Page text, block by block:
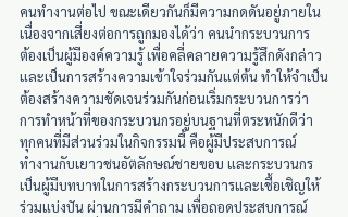
คนทำงานต่อไป ขณะเดียวกันก็มีความกดดันอยู่ภายใน
เนื่องจากเสี่ยงต่อการถูกมองได้ว่า คนนำกระบวนการ
ต้องเป็นผู้มีองค์ความรู้ เพื่อคลี่คลายความรู้สึกดังกล่าว
และเป็นการสร้างความเข้าใจร่วมกันแต่ต้น ทำให้จำเป็น
ต้องสร้างความชัดเจนร่วมกันก่อนเริ่มกระบวนการว่า
การทำหน้าที่ของกระบวนกรอยู่บนฐานที่ตระหนักดีว่า
ทุกคนที่มีส่วนร่วมในกิจกรรมนี้ คือผู้มีประสบการณ์
ทำงานกับเยาวชนอัตลักษณ์ชายขอบ และกระบวนกร
เป็นผู้มีบทบาทในการสร้างกระบวนการและเชื้อเชิญให้
ร่วมแบ่งปัน ผ่านการมีคำถาม เพื่อถอดประสบการณ์